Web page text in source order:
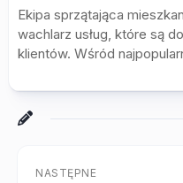
Ekipa sprzątająca
wachlarz usług, które są
klientów. Wśród
NASTĘPNE